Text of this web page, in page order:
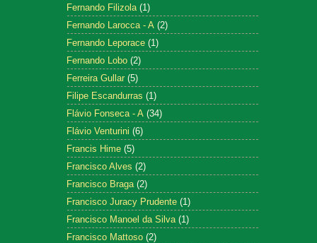
Fernando Filizola (1)
Fernando Larocca - A (2)
Fernando Leporace (1)
Fernando Lobo (2)
Ferreira Gullar (5)
Filipe Escandurras (1)
Flávio Fonseca - A (34)
Flávio Venturini (6)
Francis Hime (5)
Francisco Alves (2)
Francisco Braga (2)
Francisco Juracy Prudente (1)
Francisco Manoel da Silva (1)
Francisco Mattoso (2)